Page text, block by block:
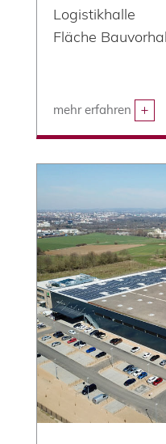
Logistikhalle
Fläche
mehr erfahren